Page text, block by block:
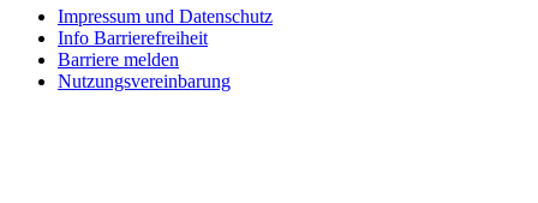
Impressum und Datenschutz
Info Barrierefreiheit
Barriere melden
Nutzungsvereinbarung